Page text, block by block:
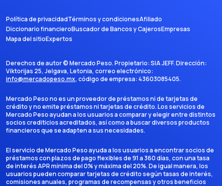
Política de privacidadTérminos y condicionesAfiliado
Diccionario financieroBuscador de Bancos y CajerosEmpresas
Mapa del sitioExpertos
Derechos de autor ©Mercado Peso. Propietario:SIA JEFF. Dirección:
Viktorijas 25, Jelgava, Letonia, correo electrónico:
info@mercadopeso.mx, código de empresa: 43603085405.
Mercado Peso no es un proveedor de préstamos ni de tarjetas de
crédito y no emite préstamos ni tarjetas de crédito. Los servicios de
Mercado Peso ayudan a los usuarios a comparar y elegir entre distintos
socios crediticios acreditados, así como a buscar diversos productos
financieros que se adapten a sus necesidades.
El servicio de Mercado Peso ayuda a los usuarios a encontrar socios de
préstamos con plazos de pago flexibles de 91 a 360 días, con una tasa
de interés APR mínima del 0% y máxima del 20%. De igual manera, los
usuarios pueden comparar tarjetas de crédito según tasas de interés,
comisiones anuales, programas de recompensas y otros beneficios